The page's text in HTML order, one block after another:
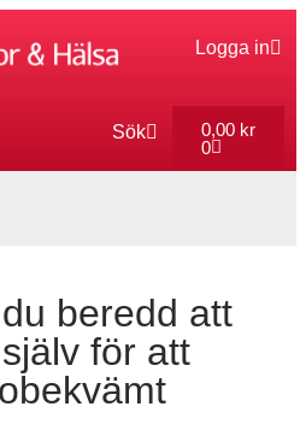
Logga in
Sök 0,00 kr
0
beredd att
för att